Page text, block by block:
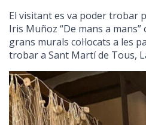
El visitant es va poder trobar
Iris Muñoz “De mans a
grans murals col·locats a les
trobar a Sant Martí de Tous,